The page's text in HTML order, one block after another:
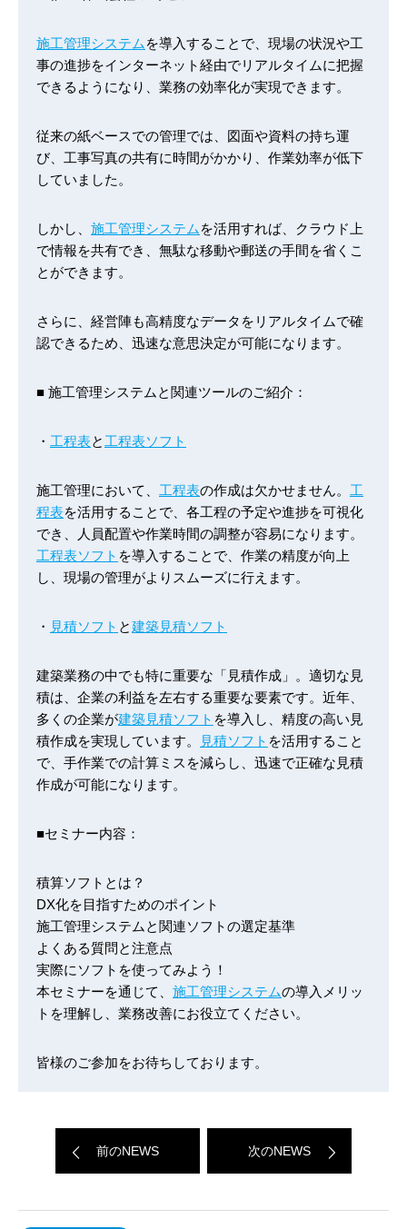
施工管理システム を導入することで、現場の状況や工
事の進捗をインターネット経由でリアルタイムに把握
できるようになり、業務の効率化が実現できます。
従来の紙ベースでの管理では、図面や資料の持ち運
び、工事写真の共有に時間がかかり、作業効率が低下
していました。
しかし、 施工管理システム を活用すれば、クラウド上
で情報を共有でき、無駄な移動や郵送の手間を省くこ
とができます。
さらに、経営陣も高精度なデータをリアルタイムで確
認できるため、迅速な意思決定が可能になります。
■ 施工管理システムと関連ツールのご紹介：
・ 工程表と 工程表ソフト
施工管理において、 工程表の作成は欠かせません。 工
程表を活用することで、各工程の予定や進捗を可視化
でき、人員配置や作業時間の調整が容易になります。
工程表ソフト を導入することで、作業の精度が向上
し、現場の管理がよりスムーズに行えます。
・ 見積ソフト と建築見積ソフト
建築業務の中でも特に重要な「見積作成」。適切な見
積は、企業の利益を左右する重要な要素です。近年、
多くの企業が建築見積ソフト を導入し、精度の高い見
積作成を実現しています。
見積ソフト を活用すること
で、手作業での計算ミスを減らし、迅速で正確な見積
作成が可能になります。
■セミナー内容：
積算ソフトとは？
DX化を目指すためのポイント
施工管理システムと関連ソフトの選定基準
よくある質問と注意点
実際にソフトを使ってみよう！
本セミナーを通じて、 施工管理システムの導入メリッ
トを理解し、業務改善にお役立てください。
皆様のご参加をお待ちしております。
前のNEWS 次のNEWS